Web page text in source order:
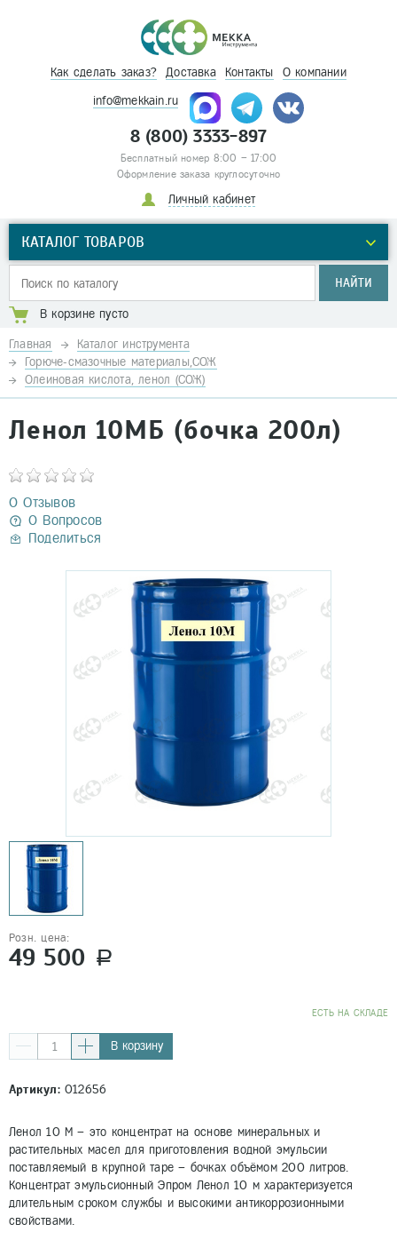
Как сделать заказ? Доставка Контакты О компании
info@mekkain.ru
8 (800) 3333-897
Бесплатный номер 8:00 – 17:00
Оформление заказа круглосуточно
Личный кабинет
КАТАЛОГ ТОВАРОВ
НАЙТИ
В корзине пусто
Главная
Каталог инструмента
Горюче-смазочные материалы,СОЖ
Олеиновая кислота, ленол (СОЖ)
Ленол 10МБ (бочка 200л)
0 Отзывов
0 Вопросов
Поделиться
Розн. цена:
49 500 a
EСТЬ НА СКЛАДЕ
В корзину
Артикул:012656
Ленол 10 М – это концентрат на основе минеральных и
растительных масел для приготовления водной эмульсии
поставляемый в крупной таре – бочках объёмом 200 литров.
Концентрат эмульсионный Эпром Ленол 10 м характеризуется
длительным сроком службы и высокими антикоррозионными
свойствами.